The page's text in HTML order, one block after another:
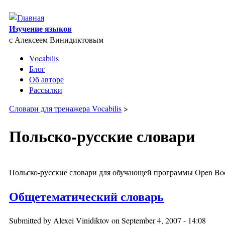
Skip to main content
Изучение языков
с Алексеем Винидиктовым
Vocabilis
Блог
Об авторе
Рассылки
Словари для тренажера Vocabilis >
Польско-русские словари
Польско-русские словари для обучающей программы Open
Общетематический словарь
Submitted by Alexei Vinidiktovon September 4, 2007 - 14:08